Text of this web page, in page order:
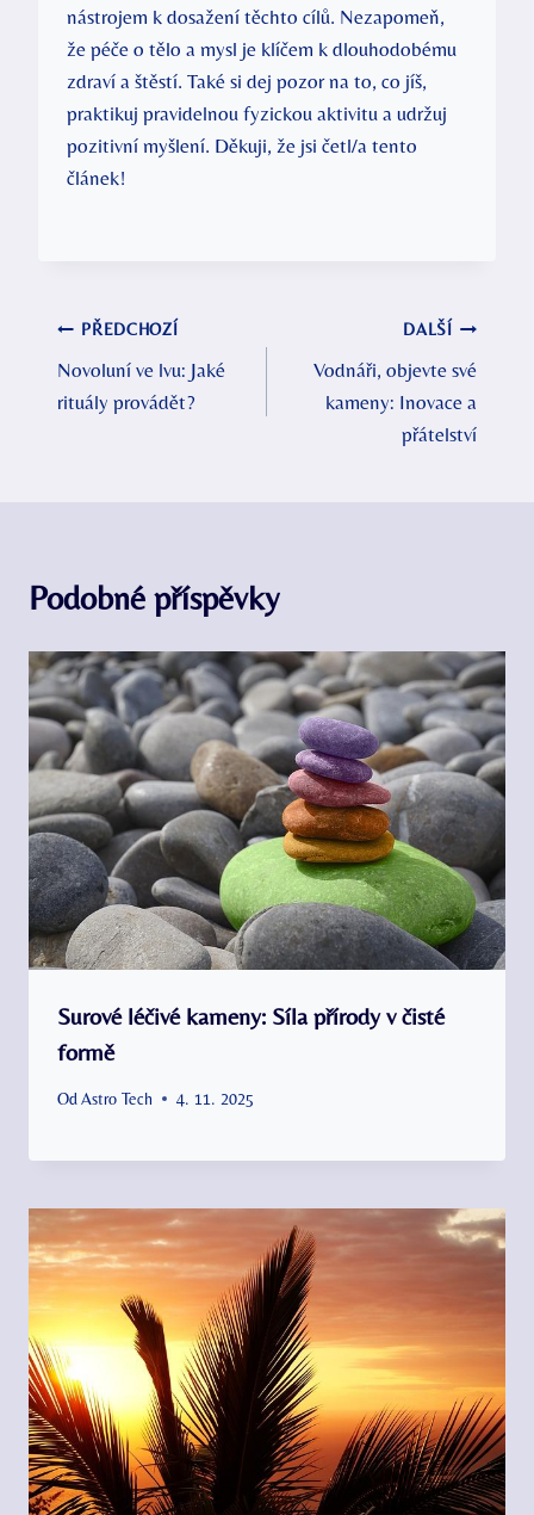
nástrojem k dosažení těchto cílů. Nezapomeň,
že péče o tělo a mysl je klíčem k dlouhodobému
zdraví a štěstí. Také si dej pozor na to, co jíš,
praktikuj pravidelnou fyzickou aktivitu a udržuj
pozitivní myšlení. Děkuji, že jsi četl/a tento
článek!
Navigace
pro
PŘEDCHOZÍ
Novoluní ve lvu: Jaké
rituály provádět?
DALŠÍ
Vodnáři, objevte své
kameny: Inovace a
přátelství
Podobné příspěvky
Surové léčivé kameny: Síla přírody v čisté
formě
Od Astro Tech 4. 11. 2025